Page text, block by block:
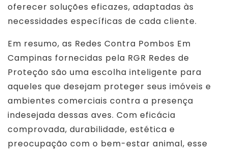
oferecer soluções eficazes, adaptadas às
necessidades específicas de cada cliente.
Em resumo, as Redes Contra Pombos Em
Campinas fornecidas pela RGR Redes de
Proteção são uma escolha inteligente para
aqueles que desejam proteger seus imóveis e
ambientes comerciais contra a presença
indesejada dessas aves. Com eficácia
comprovada, durabilidade, estética e
preocupação com o bem-estar animal, esse